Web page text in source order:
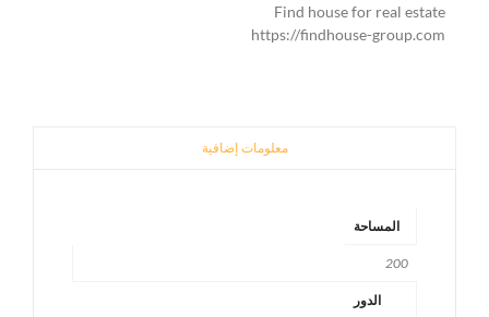
Find house for real estate
https://findhouse-group.com
معلومات إضافية
المساحة
200
الدور